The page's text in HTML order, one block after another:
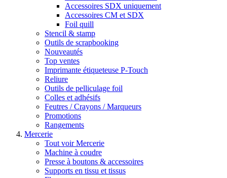
Accessoires SDX uniquement
Accessoires CM et SDX
Foil quill
Stencil & stamp
Outils de scrapbooking
Nouveautés
Top ventes
Imprimante étiqueteuse P-Touch
Reliure
Outils de pelliculage foil
Colles et adhésifs
Feutres / Crayons / Marqueurs
Promotions
Rangements
Mercerie
Tout voir Mercerie
Machine à coudre
Presse à boutons & accessoires
Supports en tissu et tissus